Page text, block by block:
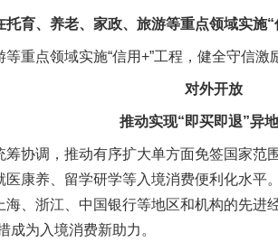
、养老、家政、旅游等重点领域实施“
点领域实施“信用+”工程，健全守信激
对外开放
推动实现“即买即退”异
调，推动有序扩大单方面免签国家范
康养、留学研学等入境消费便利化水平
、浙江、中国银行等地区和机构的先进
成为入境消费新助力。